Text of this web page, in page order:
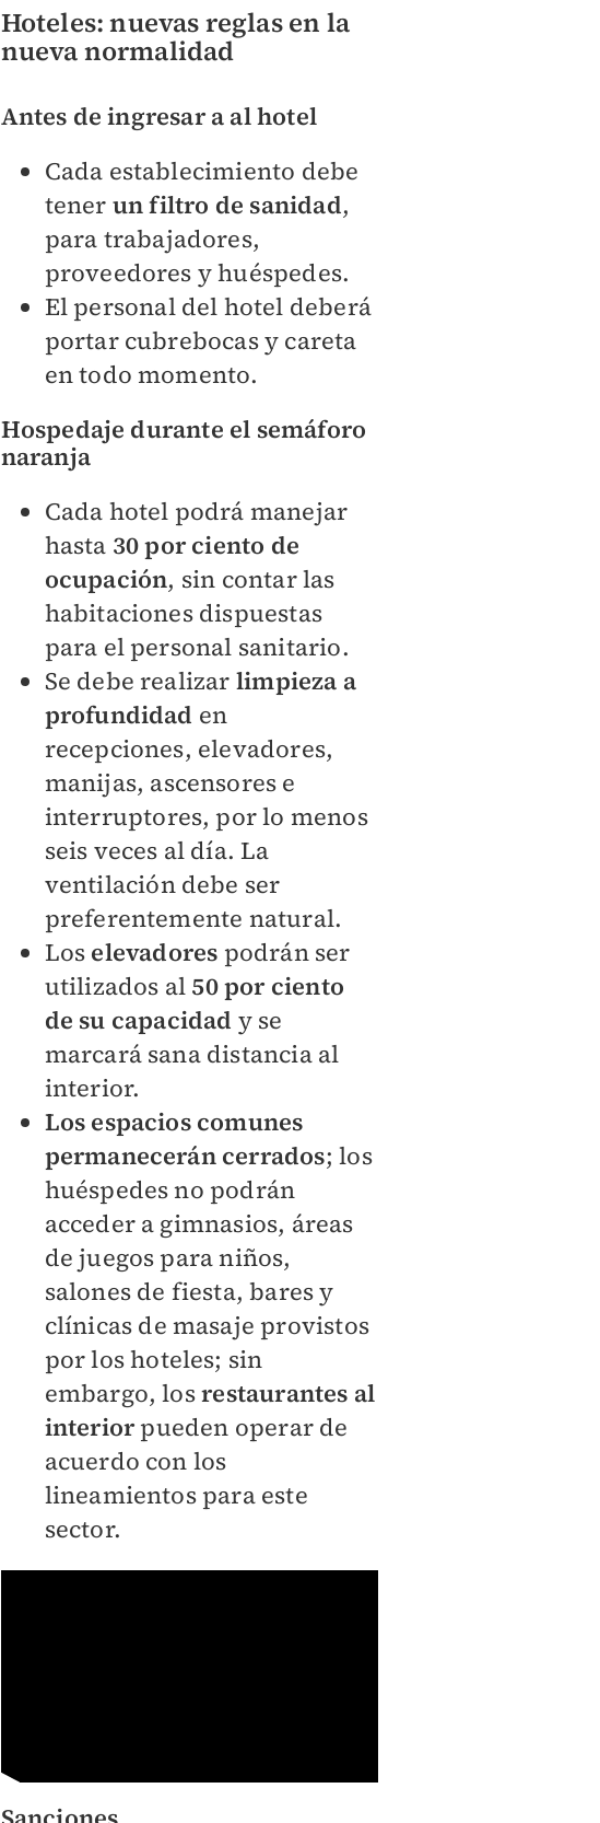
Hoteles: nuevas reglas en la
nueva normalidad
Antes de ingresar a al hotel
Cada establecimiento debe
tener un filtro de sanidad,
para trabajadores,
proveedores y huéspedes.
El personal del hotel deberá
portar cubrebocas y careta
en todo momento.
Hospedaje durante el semáforo
naranja
Cada hotel podrá manejar
hasta 30 por ciento de
ocupación, sin contar las
habitaciones dispuestas
para el personal sanitario.
Se debe realizar limpieza a
profundidad en
recepciones, elevadores,
manijas, ascensores e
interruptores, por lo menos
seis veces al día. La
ventilación debe ser
preferentemente natural.
Los elevadores podrán ser
utilizados al 50 por ciento
de su capacidad y se
marcará sana distancia al
interior.
Los espacios comunes
permanecerán cerrados; los
huéspedes no podrán
acceder a gimnasios, áreas
de juegos para niños,
salones de fiesta, bares y
clínicas de masaje provistos
por los hoteles; sin
embargo, losrestaurantes al
interiorpueden operar de
acuerdo con los
lineamientos para este
sector.